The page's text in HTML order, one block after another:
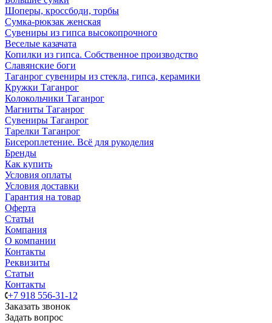
Шоперы, кроссбоди, торбы
Сумка-рюкзак женская
Сувениры из гипса высокопрочного
Веселые казачата
Копилки из гипса. Собственное производство
Славянские боги
Таганрог сувениры из стекла, гипса, керамики
Кружки Таганрог
Колокольчики Таганрог
Магниты Таганрог
Сувениры Таганрог
Тарелки Таганрог
Бисероплетение. Всё для рукоделия
Бренды
Как купить
Условия оплаты
Условия доставки
Гарантия на товар
Оферта
Статьи
Компания
О компании
Контакты
Реквизиты
Статьи
Контакты
+7 918 556-31-12
Заказать звонок
Задать вопрос